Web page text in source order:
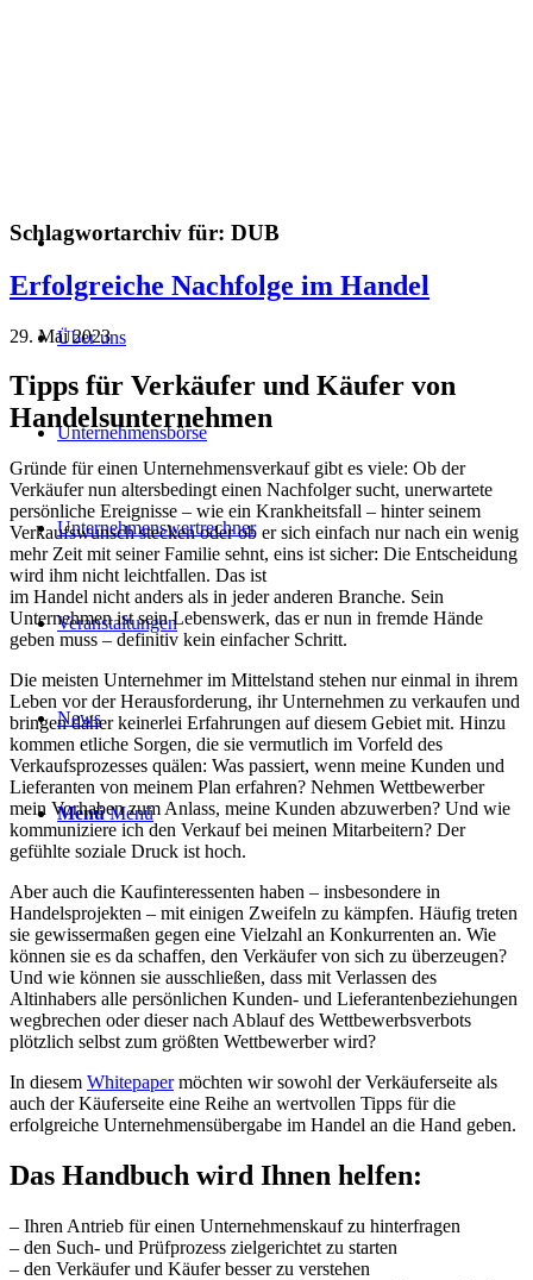
Über uns
Unternehmensbörse
Unternehmenswertrechner
Veranstaltungen
News
Menü Menü
Schlagwortarchiv für: DUB
Erfolgreiche Nachfolge im Handel
29. Mai 2023
Tipps für Verkäufer und Käufer von
Handelsunternehmen
Gründe für einen Unternehmensverkauf gibt es viele: Ob der
Verkäufer nun altersbedingt einen Nachfolger sucht, unerwartete
persönliche Ereignisse – wie ein Krankheitsfall – hinter seinem
Verkaufswunsch stecken oder ob er sich einfach nur nach ein wenig
mehr Zeit mit seiner Familie sehnt, eins ist sicher: Die Entscheidung
wird ihm nicht leichtfallen. Das ist
im Handel nicht anders als in jeder anderen Branche. Sein
Unternehmen ist sein Lebenswerk, das er nun in fremde Hände
geben muss – definitiv kein einfacher Schritt.
Die meisten Unternehmer im Mittelstand stehen nur einmal in ihrem
Leben vor der Herausforderung, ihr Unternehmen zu verkaufen und
bringen daher keinerlei Erfahrungen auf diesem Gebiet mit. Hinzu
kommen etliche Sorgen, die sie vermutlich im Vorfeld des
Verkaufsprozesses quälen: Was passiert, wenn meine Kunden und
Lieferanten von meinem Plan erfahren? Nehmen Wettbewerber
mein Vorhaben zum Anlass, meine Kunden abzuwerben? Und wie
kommuniziere ich den Verkauf bei meinen Mitarbeitern? Der
gefühlte soziale Druck ist hoch.
Aber auch die Kaufinteressenten haben – insbesondere in
Handelsprojekten – mit einigen Zweifeln zu kämpfen. Häufig treten
sie gewissermaßen gegen eine Vielzahl an Konkurrenten an. Wie
können sie es da schaffen, den Verkäufer von sich zu überzeugen?
Und wie können sie ausschließen, dass mit Verlassen des
Altinhabers alle persönlichen Kunden- und Lieferantenbeziehungen
wegbrechen oder dieser nach Ablauf des Wettbewerbsverbots
plötzlich selbst zum größten Wettbewerber wird?
In diesem Whitepapermöchten wir sowohl der Verkäuferseite als
auch der Käuferseite eine Reihe an wertvollen Tipps für die
erfolgreiche Unternehmensübergabe im Handel an die Hand geben.
Das Handbuch wird Ihnen helfen:
– Ihren Antrieb für einen Unternehmenskauf zu hinterfragen
– den Such- und Prüfprozess zielgerichtet zu starten
– den Verkäufer und Käufer besser zu verstehen